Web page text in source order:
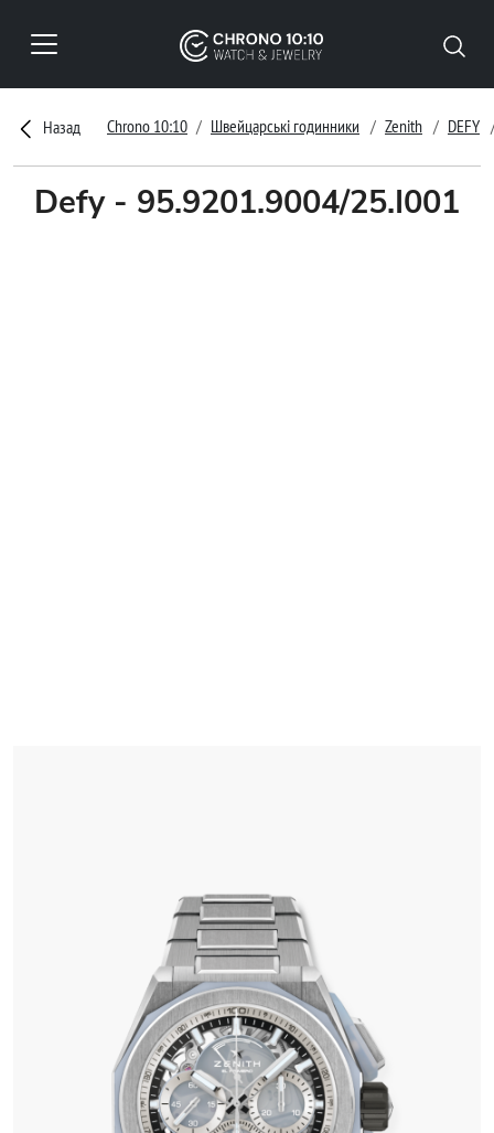
Назад Chrono 10:10 Швейцарські годинники Zenith DEFY
Defy - 95.9201.9004/25.I001